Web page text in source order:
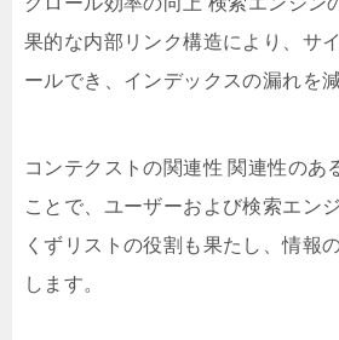
果的な内部リンク構造により、サ
ールでき、インデックスの漏れを
コンテクストの関連性 関連性のあ
ことで、ユーザーおよび検索エン
くずリストの役割も果たし、情報
します。